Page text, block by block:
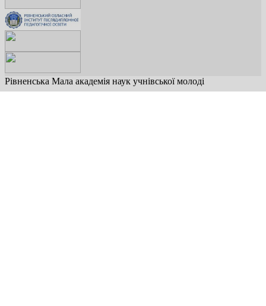
Рівненська Мала академія наук учнівської молоді